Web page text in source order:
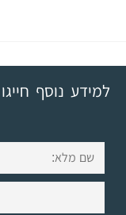
למידע נוסף חייגו